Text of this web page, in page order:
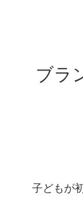
ブラ
子どもが